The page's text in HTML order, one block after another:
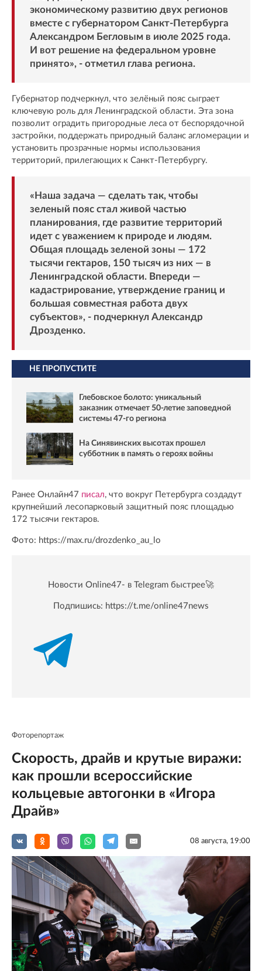
экономическому развитию двух регионов
вместе с губернатором Санкт-Петербурга
Александром Бегловым в июле 2025 года.
И вот решение на федеральном уровне
принято», - отметил глава региона.
Губернатор подчеркнул, что зелёный пояс сыграет
ключевую роль для Ленинградской области. Эта зона
позволит оградить пригородные леса от беспорядочной
застройки, поддержать природный баланс агломерации и
установить прозрачные нормы использования
территорий, прилегающих к Санкт-Петербургу.
«Наша задача — сделать так, чтобы
зеленый пояс стал живой частью
планирования, где развитие территорий
идет с уважением к природе и людям.
Общая площадь зеленой зоны — 172
тысячи гектаров, 150 тысяч из них — в
Ленинградской области. Впереди —
кадастрирование, утверждение границ и
большая совместная работа двух
субъектов», - подчеркнул Александр
Дрозденко.
НЕ ПРОПУСТИТЕ
Глебовское болото: уникальный
заказник отмечает 50-летие заповедной
системы 47-го региона
На Синявинских высотах прошел
субботник в память о героях войны
Ранее Онлайн47 писал, что вокруг Петербурга создадут
крупнейший лесопарковый защитный пояс площадью
172 тысячи гектаров.
Фото: https://max.ru/drozdenko_au_lo
Новости Online47- в Telegram быстрее🚀
Подпишись: https://t.me/online47news
Фоторепортаж
Скорость, драйв и крутые виражи:
как прошли всероссийские
кольцевые автогонки в «Игора
Драйв»
08 августа, 19:00